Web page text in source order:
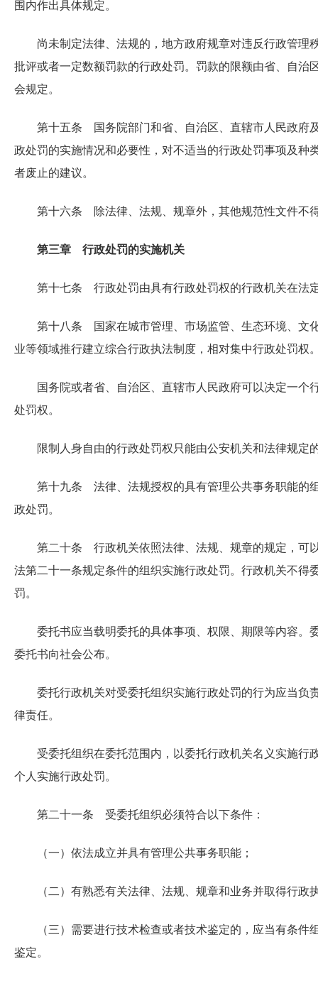
围内作出具体规定。
尚未制定法律、法规的，地方政府规章对违反行政管理
批评或者一定数额罚款的行政处罚。罚款的限额由省、自治
会规定。
第十五条 国务院部门和省、自治区、直辖市人民政府
政处罚的实施情况和必要性，对不适当的行政处罚事项及种
者废止的建议。
第十六条 除法律、法规、规章外，其他规范性文件不
第三章 行政处罚的实施机关
第十七条 行政处罚由具有行政处罚权的行政机关在法
第十八条 国家在城市管理、市场监管、生态环境、文
业等领域推行建立综合行政执法制度，相对集中行政处罚权
国务院或者省、自治区、直辖市人民政府可以决定一个
处罚权。
限制人身自由的行政处罚权只能由公安机关和法律规定
第十九条 法律、法规授权的具有管理公共事务职能的
政处罚。
第二十条 行政机关依照法律、法规、规章的规定，可
法第二十一条规定条件的组织实施行政处罚。行政机关不得
罚。
委托书应当载明委托的具体事项、权限、期限等内容。
委托书向社会公布。
委托行政机关对受委托组织实施行政处罚的行为应当负
律责任。
受委托组织在委托范围内，以委托行政机关名义实施行
个人实施行政处罚。
第二十一条 受委托组织必须符合以下条件：
（一）依法成立并具有管理公共事务职能；
（二）有熟悉有关法律、法规、规章和业务并取得行政
（三）需要进行技术检查或者技术鉴定的，应当有条件
鉴定。